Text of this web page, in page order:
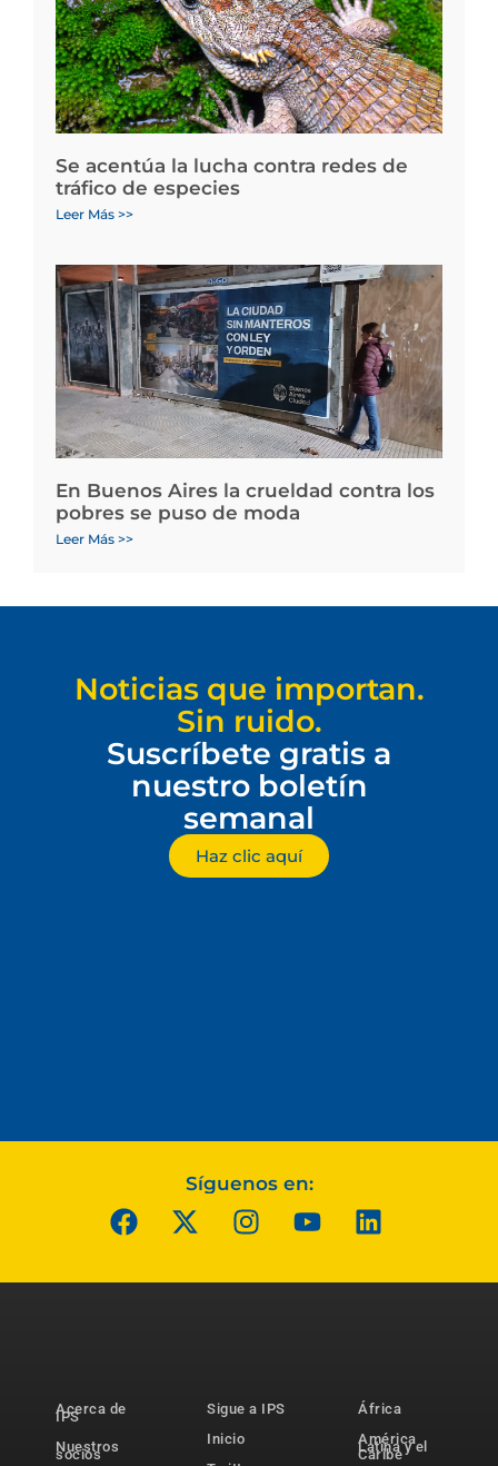
Se acentúa la lucha contra redes de
tráfico de especies
Leer Más >>
En Buenos Aires la crueldad contra los
pobres se puso de moda
Leer Más >>
Noticias que importan.
Sin ruido.
Suscríbete gratis a
nuestro boletín
semanal
Haz clic aquí
Síguenos en:
Acerca de
IPS
Nuestros
socios
Sigue a IPS
Inicio
África
América
Latina y el
Caribe